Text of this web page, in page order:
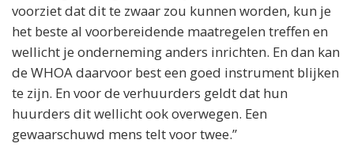
voorziet dat dit te zwaar zou kunnen worden, kun je
het beste al voorbereidende maatregelen treffen en
wellicht je onderneming anders inrichten. En dan kan
de WHOA daarvoor best een goed instrument blijken
te zijn. En voor de verhuurders geldt dat hun
huurders dit wellicht ook overwegen. Een
gewaarschuwd mens telt voor twee.”